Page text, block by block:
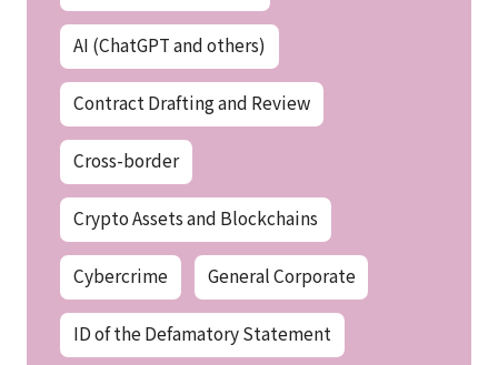
AI (ChatGPT and others)
Contract Drafting and Review
Cross-border
Crypto Assets and Blockchains
Cybercrime General Corporate
ID of the Defamatory Statement